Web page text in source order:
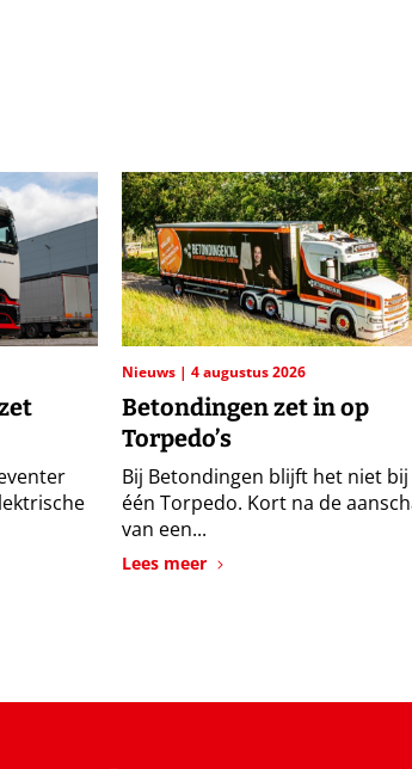
Nieuws 4 augustus 2026
Betondingen zet in op
Torpedo’s
Bij Betondingen blijft het niet bij
één Torpedo. Kort na de
van een...
Lees meer